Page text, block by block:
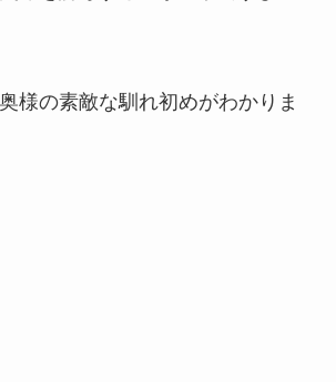
様の素敵な馴れ初めがわかりま